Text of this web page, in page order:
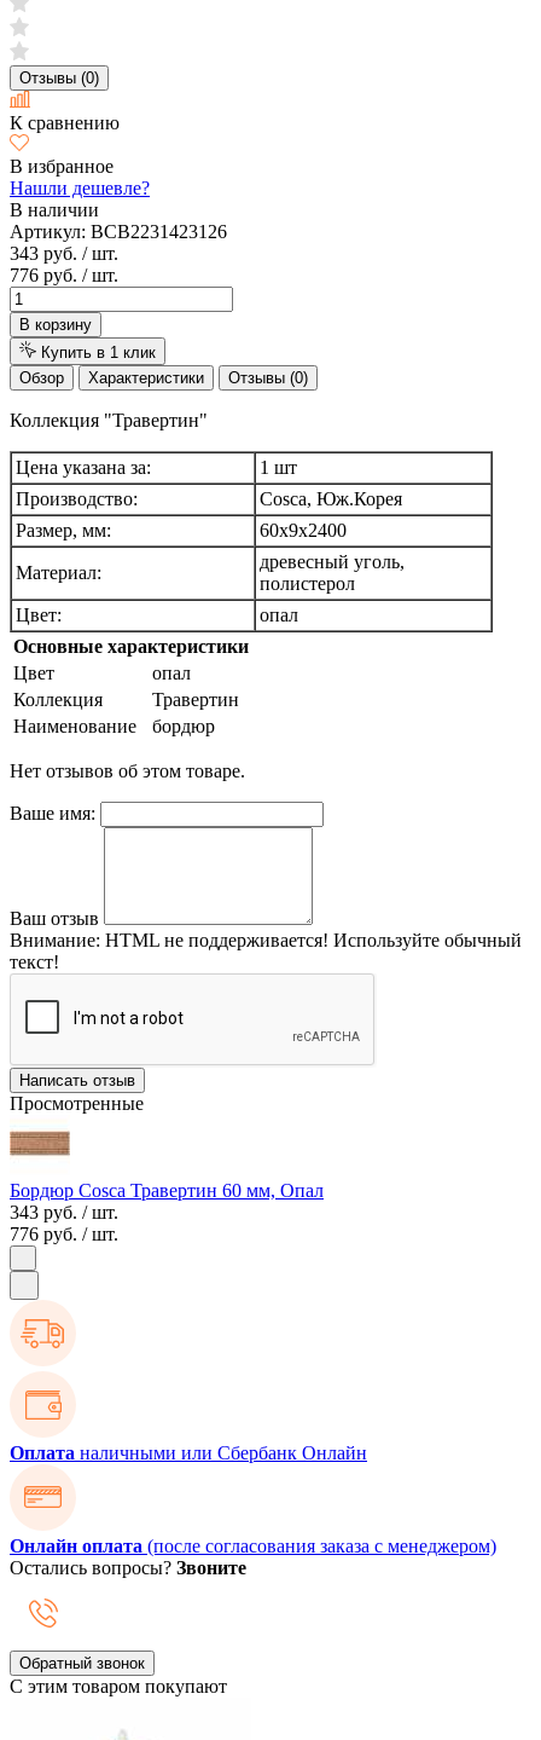
Отзывы (0)
К сравнению
В избранное
Нашли дешевле?
В наличии
Артикул: BCB2231423126
343 руб. / шт.
776 руб. / шт.
В корзину
Купить в 1 клик
Обзор
Характеристики Отзывы (0)
Коллекция "Травертин"
Цена указана за:
1 шт
Производство:
Cosca, Юж.Корея
Размер, мм:
60х9х2400
Материал:
древесный уголь,
полистерол
Цвет:
опал
Основные характеристики
Цвет
опал
Коллекция
Травертин
Наименование
бордюр
Нет отзывов об этом товаре.
Ваше имя:
Ваш отзыв
Внимание: HTML не поддерживается! Используйте обычный
текст!
Написать отзыв
Просмотренные
Бордюр Cosca Травертин 60 мм, Опал
343 руб. / шт.
776 руб. / шт.
Оплата наличными или Сбербанк Онлайн
Онлайн оплата (после согласования заказа с менеджером)
Остались вопросы? Звоните
Обратный звонок
С этим товаром покупают